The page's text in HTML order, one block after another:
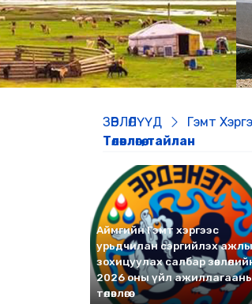
ЗӨВЛӨЛҮҮД
Гэмт
Төлөвлөгөө, тайлан
Аймгийн Гэмт хэргээс
урьдчилан сэргийлэх
зохицуулах салбар
2026 оны үйл
төлөвлөгөө